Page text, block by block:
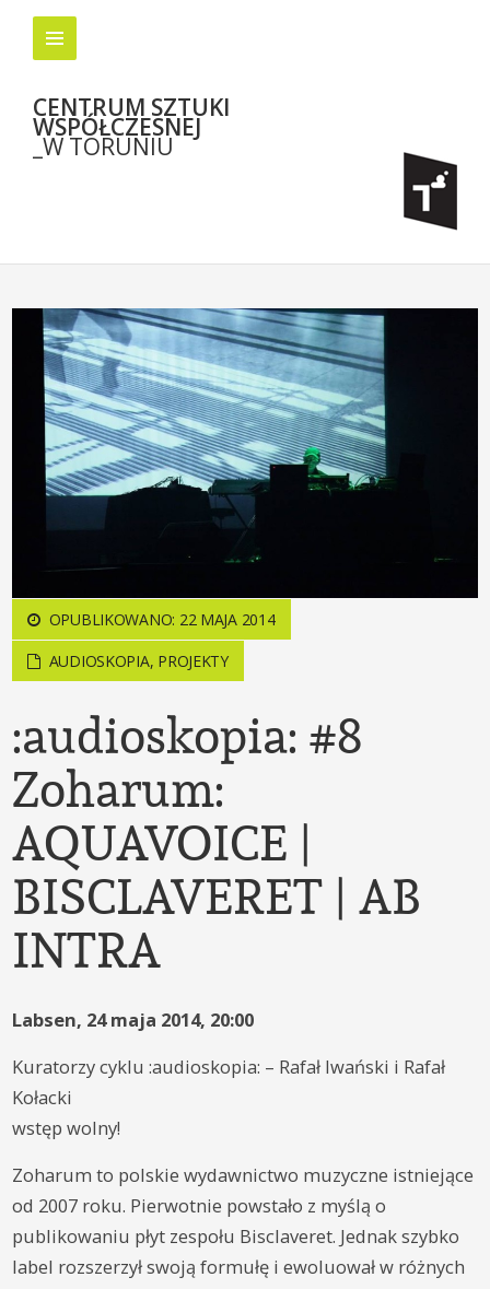
CENTRUM SZTUKI
WSPÓŁCZESNEJ
_W TORUNIU
OPUBLIKOWANO: 22 MAJA 2014
AUDIOSKOPIA, PROJEKTY
:audioskopia: #8
Zoharum:
AQUAVOICE |
BISCLAVERET | AB
INTRA
Labsen, 24 maja 2014, 20:00
Kuratorzy cyklu :audioskopia: – Rafał Iwański i Rafał
Kołacki
wstęp wolny!
Zoharum to polskie wydawnictwo muzyczne istniejące
od 2007 roku. Pierwotnie powstało z myślą o
publikowaniu płyt zespołu Bisclaveret. Jednak szybko
label rozszerzył swoją formułę i ewoluował w różnych